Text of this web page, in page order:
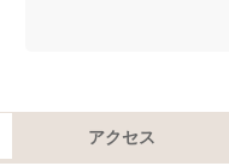
アクセス